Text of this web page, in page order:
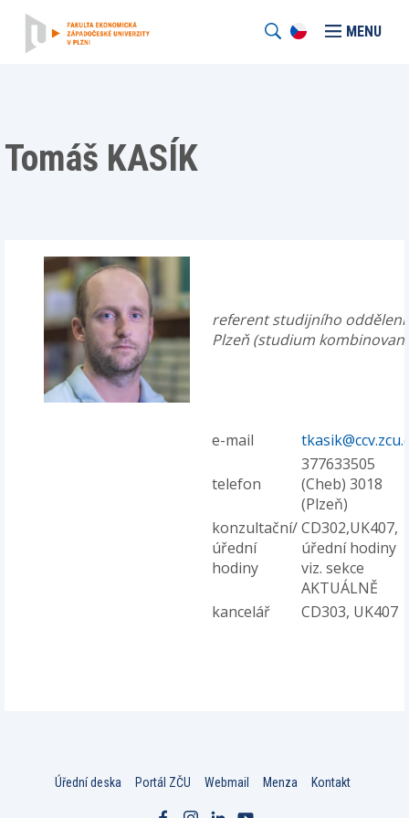
MENU
Tomáš KASÍK
referent studijního oddělení
Plzeň (studium
e-mail
telefon
377633505
(Cheb) 3018
(Plzeň)
konzultační/
úřední
hodiny
CD302,UK407,
úřední hodiny
viz. sekce
AKTUÁLNĚ
kancelář
CD303, UK407
Úřední deska Portál ZČU Webmail Menza Kontakt